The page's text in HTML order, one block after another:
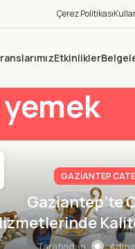
Çerez Politikası
Etkinlikler
GAZIANTEP
Gaziantep’te